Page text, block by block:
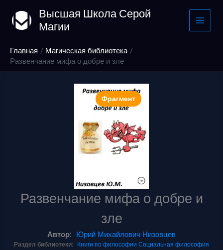
содержимому
Высшая Школа Серой
Магии
Главная
Магическая библиотека
Развенчание мифа о добре и зле
Фрагмент
Развенчание мифа о добре и
зле
Автор: Юрий Михайлович Низовцев
Раздел библиотеки: Книги по философии Социальная философия